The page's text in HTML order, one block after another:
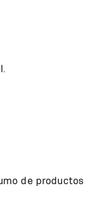
de productos